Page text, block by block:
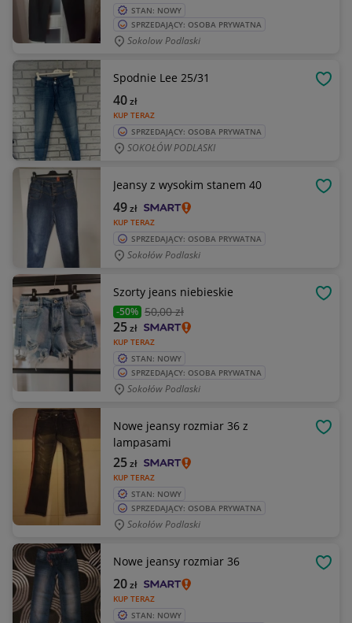
STAN: NOWY
SPRZEDAJĄCY: OSOBA PRYWATNA
Sokolow Podlaski
Spodnie Lee 25/31
KUP TERAZ
40zł
SPRZEDAJĄCY: OSOBA PRYWATNA
SOKOŁÓW PODLASKI
Jeansy z wysokim stanem 40
KUP TERAZ
49zł
SPRZEDAJĄCY: OSOBA PRYWATNA
Sokołów Podlaski
Szorty jeans niebieskie
-50% 50,00 zł
KUP TERAZ
25zł
STAN: NOWY
SPRZEDAJĄCY: OSOBA PRYWATNA
Sokołów Podlaski
Nowe jeansy rozmiar 36 z
lampasami
KUP TERAZ
25zł
STAN: NOWY
SPRZEDAJĄCY: OSOBA PRYWATNA
Sokołów Podlaski
Nowe jeansy rozmiar 36
KUP TERAZ
20zł
STAN: NOWY